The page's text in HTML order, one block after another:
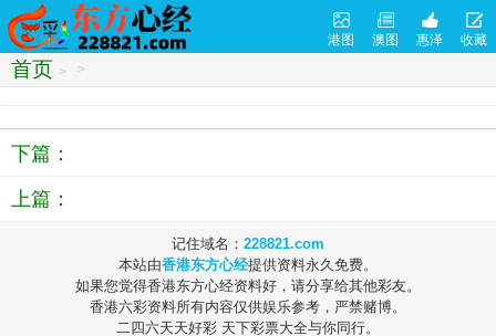
港图 澳图 惠泽 收藏
首页 > >
下篇：
上篇：
记住域名： 228821.com
本站由香港东方心经提供资料永久免费。
如果您觉得香港东方心经资料好，请分享给其他彩友。
香港六彩资料所有内容仅供娱乐参考，严禁赌博。
二四六天天好彩 天下彩票大全与你同行。